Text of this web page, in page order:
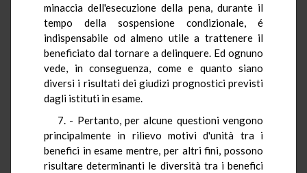
minaccia dell'esecuzione della pena, durante il
tempo della sospensione condizionale, é
indispensabile od almeno utile a trattenere il
beneficiato dal tornare a delinquere. Ed ognuno
vede, in conseguenza, come e quanto siano
diversi i risultati dei giudizi prognostici previsti
dagli istituti in esame.
7. - Pertanto, per alcune questioni vengono
principalmente in rilievo motivi d'unità tra i
benefici in esame mentre, per altri fini, possono
risultare determinanti le diversità tra i benefici